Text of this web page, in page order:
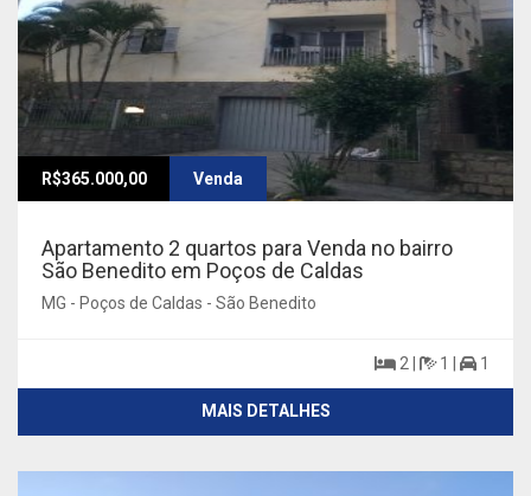
R$365.000,00 Venda
Apartamento 2 quartos para Venda no bairro
São Benedito em Poços de Caldas
MG - Poços de Caldas - São Benedito
2 | 1 | 1
MAIS DETALHES